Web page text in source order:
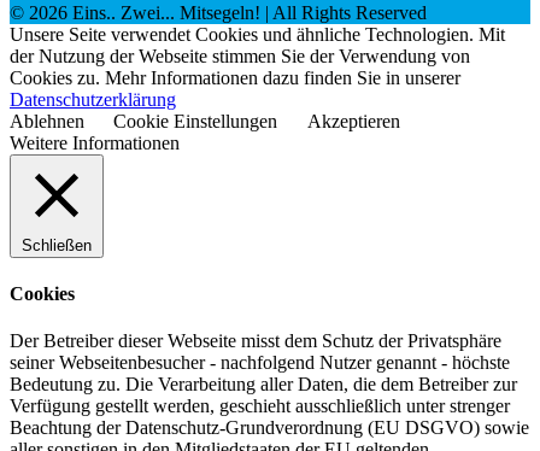
© 2026 Eins.. Zwei... Mitsegeln! | All Rights Reserved
Unsere Seite verwendet Cookies und ähnliche Technologien. Mit
der Nutzung der Webseite stimmen Sie der Verwendung von
Cookies zu. Mehr Informationen dazu finden Sie in unserer
Datenschutzerklärung
Ablehnen
Cookie Einstellungen
Akzeptieren
Weitere Informationen
Schließen
Cookies
Der Betreiber dieser Webseite misst dem Schutz der Privatsphäre
seiner Webseitenbesucher - nachfolgend Nutzer genannt - höchste
Bedeutung zu. Die Verarbeitung aller Daten, die dem Betreiber zur
Verfügung gestellt werden, geschieht ausschließlich unter strenger
Beachtung der Datenschutz-Grundverordnung (EU DSGVO) sowie